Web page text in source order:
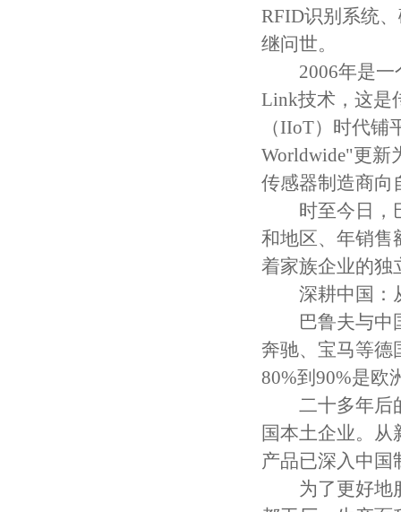
RFID识别系统
继问世。
2006年是一
Link技术，这是
（IIoT）时代铺
Worldwide"更新
传感器制造商向
时至今日，巴
和地区、年销售
着家族企业的
深耕中国：
巴鲁夫与中国
奔驰、宝马等德
80%到90%是欧
二十多年后的
国本土企业。
产品已深入中国
为了更好地服